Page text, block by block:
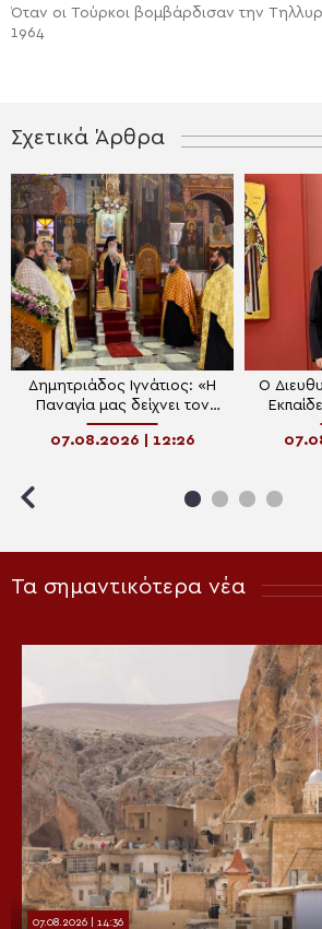
Όταν οι Τούρκοι βομβάρδισαν την
1964
Σχετικά Άρθρα
Δημητριάδος Ιγνάτιος: «Η
Παναγία μας δείχνει τον
δρόμο της ταπείνωσης και
της σιωπής»
07.08.2026 | 12:26
Ο
Τα σημαντικότερα νέα
07.08.2026 | 14:36